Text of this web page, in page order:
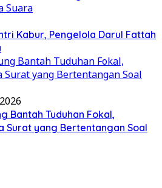
Kabur, Pengelola Darul Fattah
Bantah Tuduhan Fokal,
Surat yang Bertentangan Soal